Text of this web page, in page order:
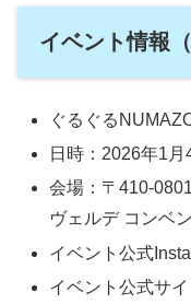
イベント情報
ぐるぐる
日時：2026年1
会場：〒410-
ヴェルデ コンベ
イベント公式
イベント公式サ